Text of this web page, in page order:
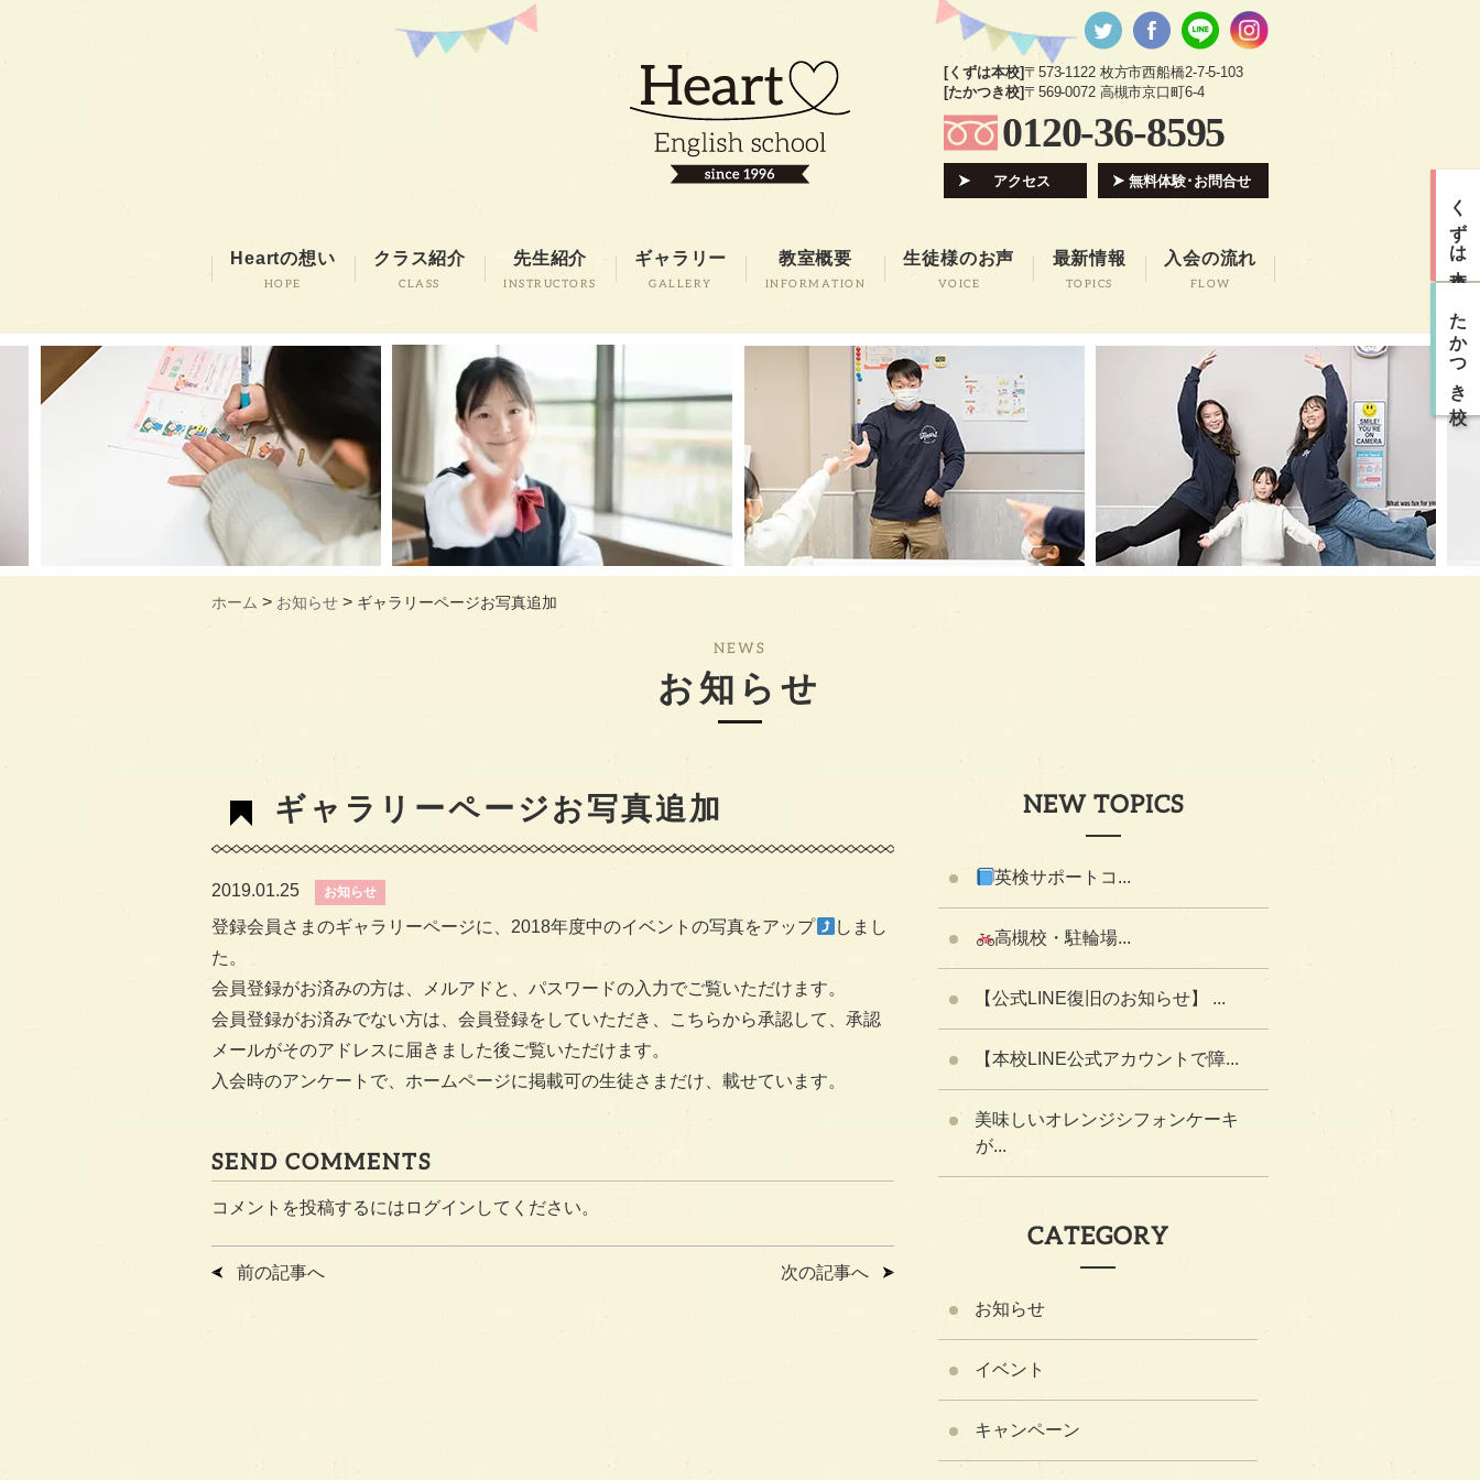
[くずは本校]〒573-1122 枚方市西船橋2-7-5-103
[たかつき校]〒569-0072 高槻市京口町6-4
0120-36-8595
アクセス 無料体験･お問合せ
Heartの想い
HOPE
クラス紹介
CLASS
先生紹介
INSTRUCTORS
ギャラリー
GALLERY
教室概要
INFORMATION
生徒様のお声
VOICE
最新情報
TOPICS
入会の流れ
FLOW
ホーム > お知らせ > ギャラリーページお写真追加
NEWS
お知らせ
ギャラリーページお写真追加
2019.01.25 お知らせ
登録会員さまのギャラリーページに、2018年度中のイベントの写真をアップ
しまし
た。
会員登録がお済みの方は、メルアドと、パスワードの入力でご覧いただけます。
会員登録がお済みでない方は、会員登録をしていただき、こちらから承認して、承認
メールがそのアドレスに届きました後ご覧いただけます。
入会時のアンケートで、ホームページに掲載可の生徒さまだけ、載せています。
SEND COMMENTS
コメントを投稿するには ログイン してください。
前の記事へ 次の記事へ
NEW TOPICS
英検サポートコ...
高槻校・駐輪場...
【公式LINE復旧のお知らせ】 ...
【本校LINE公式アカウントで障...
美味しいオレンジシフォンケーキ
が...
CATEGORY
お知らせ
イベント
キャンペーン
くずは本校
たかつき校